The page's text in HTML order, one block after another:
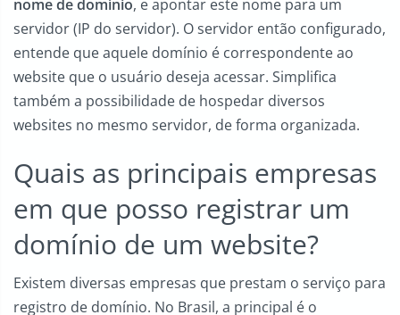
nome de domínio, e apontar este nome para um
servidor (IP do servidor). O servidor então configurado,
entende que aquele domínio é correspondente ao
website que o usuário deseja acessar. Simplifica
também a possibilidade de hospedar diversos
websites no mesmo servidor, de forma organizada.
Quais as principais empresas
em que posso registrar um
domínio de um website?
Existem diversas empresas que prestam o serviço para
registro de domínio. No Brasil, a principal é o